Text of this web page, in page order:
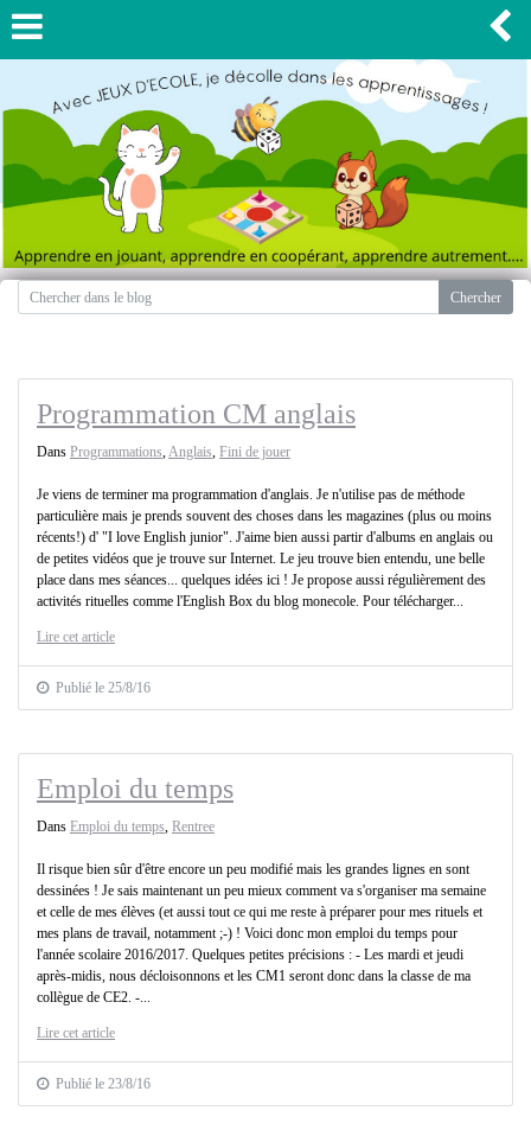
Programmation CM anglais
Dans Programmations,Anglais, Fini de jouer
Je viens de terminer ma programmation d'anglais. Je n'utilise pas de méthode
particulière mais je prends souvent des choses dans les magazines (plus ou moins
récents!) d' "I love English junior". J'aime bien aussi partir d'albums en anglais ou
de petites vidéos que je trouve sur Internet. Le jeu trouve bien entendu, une belle
place dans mes séances... quelques idées ici ! Je propose aussi régulièrement des
activités rituelles comme l'English Box du blog monecole. Pour télécharger...
Lire cet article
Publié le 25/8/16
Emploi du temps
Dans Emploi du temps, Rentree
Il risque bien sûr d'être encore un peu modifié mais les grandes lignes en sont
dessinées ! Je sais maintenant un peu mieux comment va s'organiser ma semaine
et celle de mes élèves (et aussi tout ce qui me reste à préparer pour mes rituels et
mes plans de travail, notamment ;-) ! Voici donc mon emploi du temps pour
l'année scolaire 2016/2017. Quelques petites précisions : - Les mardi et jeudi
après-midis, nous décloisonnons et les CM1 seront donc dans la classe de ma
collègue de CE2. -...
Lire cet article
Publié le 23/8/16